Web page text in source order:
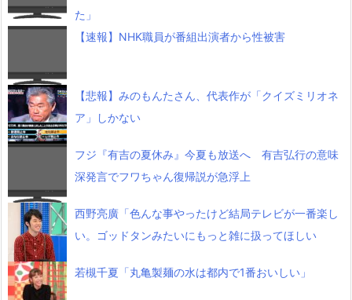
た」
【速報】NHK職員が番組出演者から性被害
【悲報】みのもんたさん、代表作が「クイズミリオネ
ア」しかない
フジ『有吉の夏休み』今夏も放送へ 有吉弘行の意味
深発言でフワちゃん復帰説が急浮上
西野亮廣「色んな事やったけど結局テレビが一番楽し
い。ゴッドタンみたいにもっと雑に扱ってほしい
若槻千夏「丸亀製麺の水は都内で1番おいしい」